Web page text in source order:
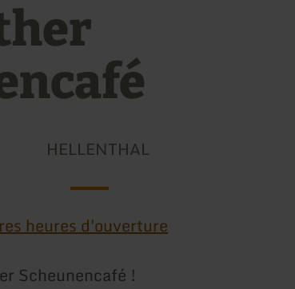
HELLENTHAL
heures d'ouverture
Scheunencafé !